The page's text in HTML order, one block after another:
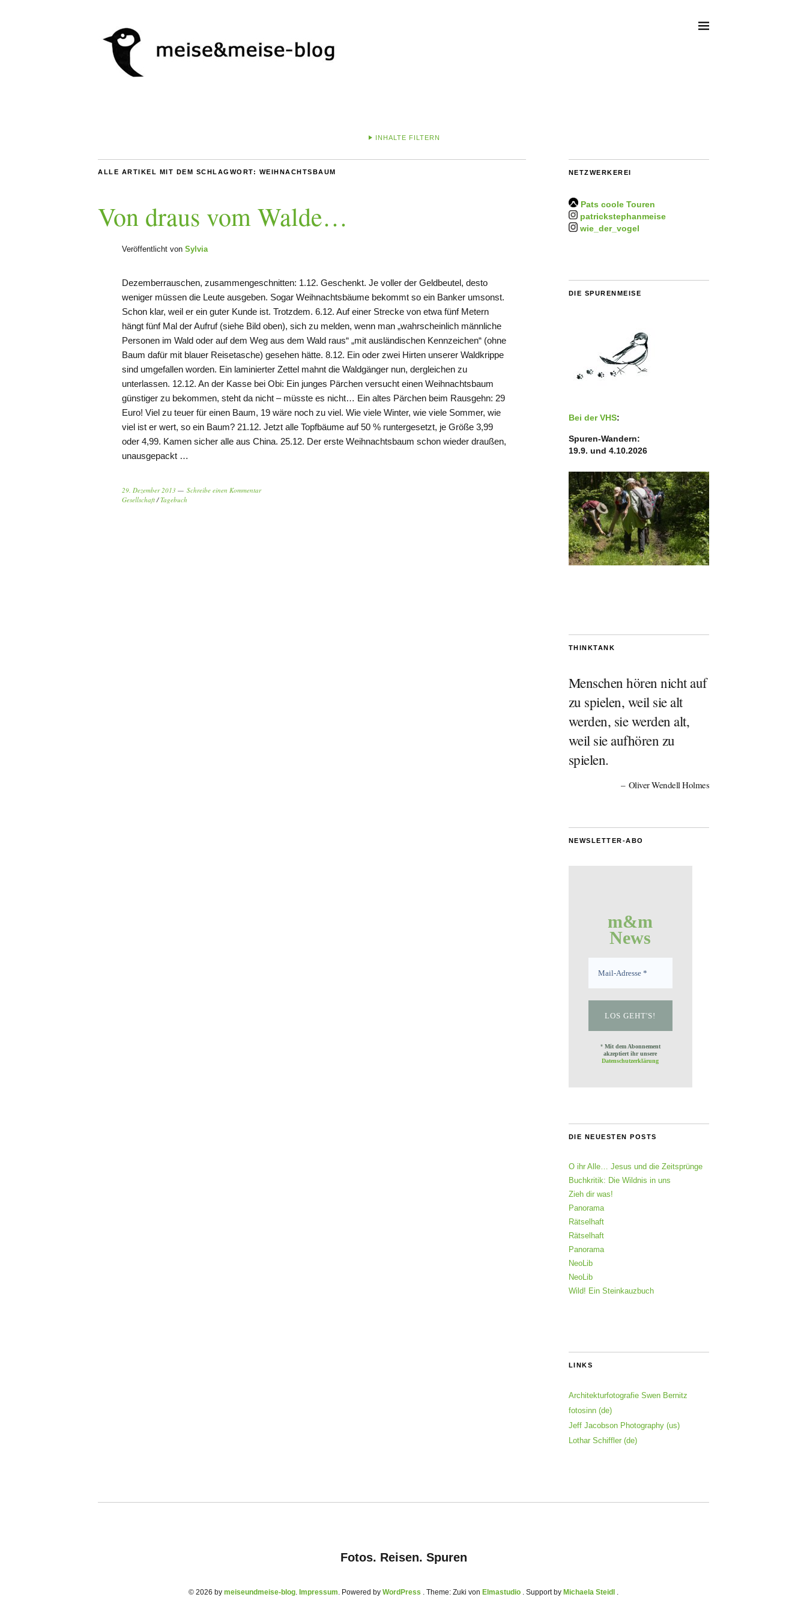
INHALTE FILTERN
ALLE ARTIKEL MIT DEM SCHLAGWORT: WEIHNACHTSBAUM
Von draus vom Walde…
Veröffentlicht von Sylvia
Dezemberrauschen, zusammengeschnitten: 1.12. Geschenkt. Je voller der Geldbeutel, desto
weniger müssen die Leute ausgeben. Sogar Weihnachtsbäume bekommt so ein Banker umsonst.
Schon klar, weil er ein guter Kunde ist. Trotzdem. 6.12. Auf einer Strecke von etwa fünf Metern
hängt fünf Mal der Aufruf (siehe Bild oben), sich zu melden, wenn man „wahrscheinlich männliche
Personen im Wald oder auf dem Weg aus dem Wald raus“ „mit ausländischen Kennzeichen“ (ohne
Baum dafür mit blauer Reisetasche) gesehen hätte. 8.12. Ein oder zwei Hirten unserer Waldkrippe
sind umgefallen worden. Ein laminierter Zettel mahnt die Waldgänger nun, dergleichen zu
unterlassen. 12.12. An der Kasse bei Obi: Ein junges Pärchen versucht einen Weihnachtsbaum
günstiger zu bekommen, steht da nicht – müsste es nicht… Ein altes Pärchen beim Rausgehn: 29
Euro! Viel zu teuer für einen Baum, 19 wäre noch zu viel. Wie viele Winter, wie viele Sommer, wie
viel ist er wert, so ein Baum? 21.12. Jetzt alle Topfbäume auf 50 % runtergesetzt, je Größe 3,99
oder 4,99. Kamen sicher alle aus China. 25.12. Der erste Weihnachtsbaum schon wieder draußen,
unausgepackt …
29. Dezember 2013
Schreibe einen Kommentar
Gesellschaft/Tagebuch
NETZWERKEREI
Pats coole Touren
patrickstephanmeise
wie_der_vogel
DIE SPURENMEISE
Bei der VHS:
Spuren-Wandern:
19.9. und 4.10.2026
THINKTANK
Menschen hören nicht auf
zu spielen, weil sie alt
werden, sie werden alt,
weil sie aufhören zu
spielen.
Oliver Wendell Holmes
NEWSLETTER-ABO
m&m
News
* Mit dem Abonnement
akzeptiert ihr unsere
Datenschutzerklärung
DIE NEUESTEN POSTS
O ihr Alle… Jesus und die Zeitsprünge
Buchkritik: Die Wildnis in uns
Zieh dir was!
Panorama
Rätselhaft
Rätselhaft
Panorama
NeoLib
NeoLib
Wild! Ein Steinkauzbuch
LINKS
Architekturfotografie Swen Bernitz
fotosinn (de)
Jeff Jacobson Photography (us)
Lothar Schiffler (de)
Fotos. Reisen. Spuren
© 2026 by meiseundmeise-blog Impressum Powered by WordPress Theme: Zuki von Elmastudio . Support by Michaela Steidl